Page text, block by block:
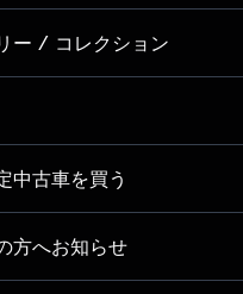
ビス
車検索
ル / 限定モデル
アップ
レーション
ー / コレクション
リー
ョップ
アプリ
予約
グラム
古車を買う
車
方へお知らせ